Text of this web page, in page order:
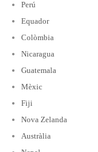
Perú
Equador
Colòmbia
Nicaragua
Guatemala
Mèxic
Fiji
Nova Zelanda
Austràlia